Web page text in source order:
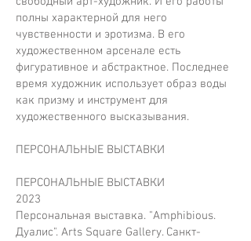
полны характерной для него
чувственности и эротизма. В его
художественном арсенале есть
фигуративное и абстрактное. Последнее
время художник использует образ воды
как призму и инструмент для
художественного высказывания.
ПЕРСОНАЛЬНЫЕ ВЫСТАВКИ
ПЕРСОНАЛЬНЫЕ ВЫСТАВКИ
2023
Персональная выставка. "Amphibious.
Дуалис". Arts Square Gallery. Санкт-